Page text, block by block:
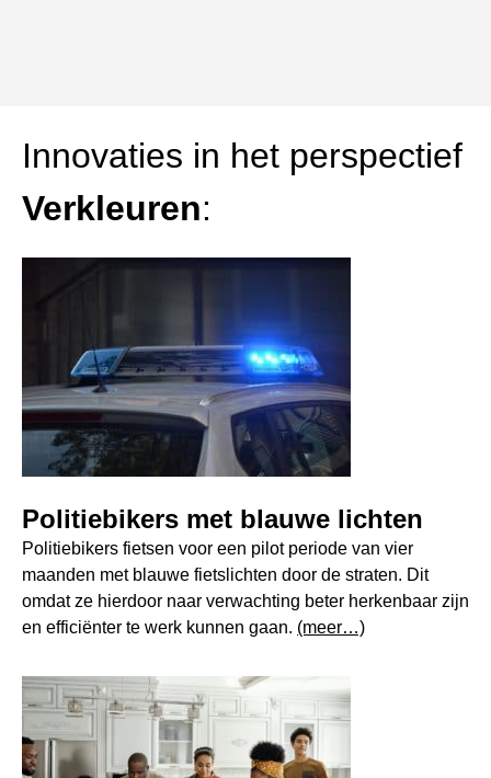
Innovaties in het perspectief
Verkleuren:
Politiebikers met blauwe lichten
Politiebikers fietsen voor een pilot periode van vier
maanden met blauwe fietslichten door de straten. Dit
omdat ze hierdoor naar verwachting beter herkenbaar zijn
en efficiënter te werk kunnen gaan. (meer…)